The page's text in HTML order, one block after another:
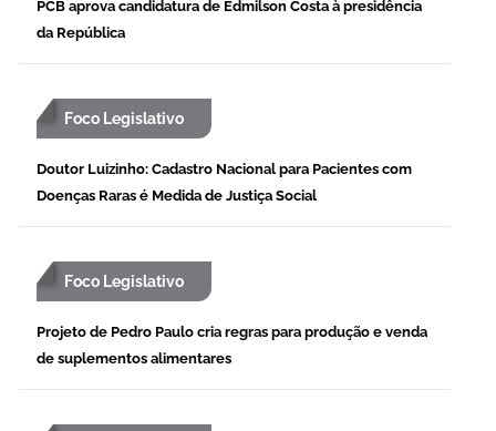
PCB aprova candidatura de Edmilson Costa à presidência
da República
Foco Legislativo
Doutor Luizinho: Cadastro Nacional para Pacientes com
Doenças Raras é Medida de Justiça Social
Foco Legislativo
Projeto de Pedro Paulo cria regras para produção e venda
de suplementos alimentares